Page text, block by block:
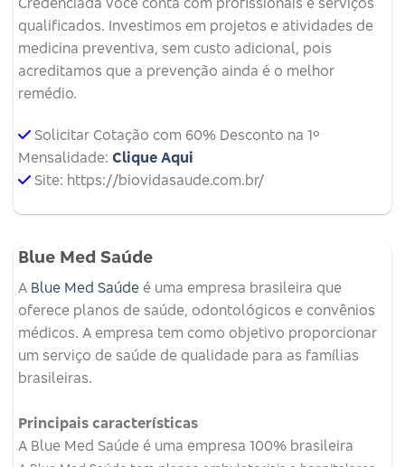
qualificados. Investimos em projetos e atividades de
medicina preventiva, sem custo adicional, pois
acreditamos que a prevenção ainda é o melhor
remédio.
Solicitar Cotação com 60% Desconto na 1º
Mensalidade: Clique Aqui
Site: https://biovidasaude.com.br/
Blue Med Saúde
A Blue Med Saúde é uma empresa brasileira que
oferece planos de saúde, odontológicos e convênios
médicos. A empresa tem como objetivo proporcionar
um serviço de saúde de qualidade para as famílias
brasileiras.
Principais características
A Blue Med Saúde é uma empresa 100% brasileira